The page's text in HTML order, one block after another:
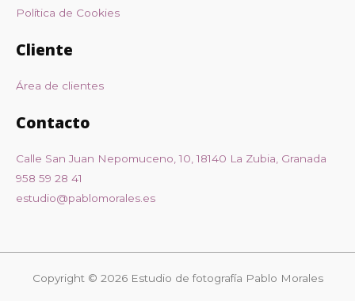
Política de Cookies
Cliente
Área de clientes
Contacto
Calle San Juan Nepomuceno, 10, 18140 La Zubia, Granada
958 59 28 41
estudio@pablomorales.es
Copyright © 2026 Estudio de fotografía Pablo Morales